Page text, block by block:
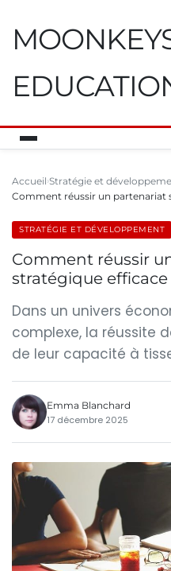
Accueil Stratégie et
Comment réussir un partenariat
STRATÉGIE ET DÉVELOPPEMENT
Comment réussir
stratégique efficace
Dans un univers
complexe, la réussite
de leur capacité à
Emma Blanchard
17 décembre 2025